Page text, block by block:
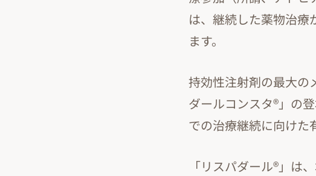
は、継続した薬物治療
ます。
持効性注射剤の最大の
ダールコンスタ®」の
での治療継続に向けた
「リスパダール®」は